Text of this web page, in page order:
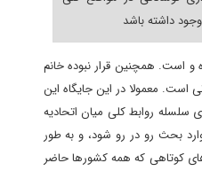
وجود داشته باشد
و است. همچنین قرار نبوده خانم
است. معمولا در این جایگاه این
سلسله روابط کلی میان اتحادیه
بحث رو در رو شود، و به طور
کوتاهی که همه کشورها حاضر